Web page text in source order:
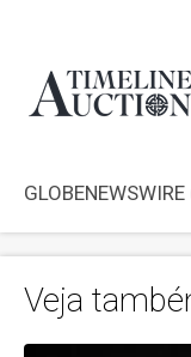
Veja